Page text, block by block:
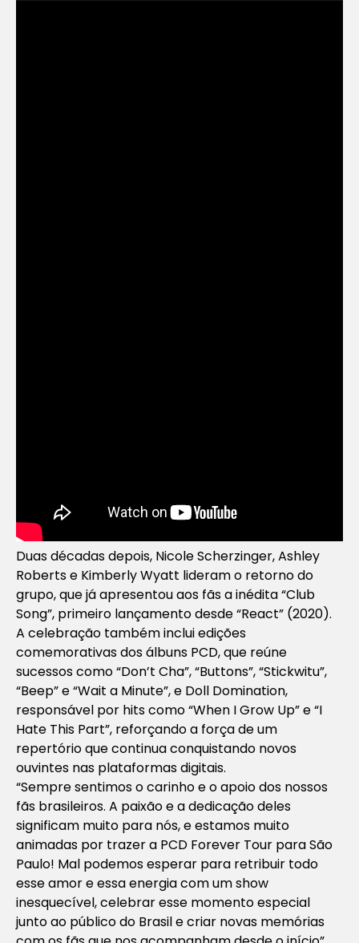
Duas décadas depois, Nicole Scherzinger, Ashley
Roberts e Kimberly Wyatt lideram o retorno do
grupo, que já apresentou aos fãs a inédita “Club
Song”, primeiro lançamento desde “React” (2020).
A celebração também inclui edições
comemorativas dos álbuns PCD, que reúne
sucessos como “Don’t Cha”, “Buttons”, “Stickwitu”,
“Beep” e “Wait a Minute”, e Doll Domination,
responsável por hits como “When I Grow Up” e “I
Hate This Part”, reforçando a força de um
repertório que continua conquistando novos
ouvintes nas plataformas digitais.
“Sempre sentimos o carinho e o apoio dos nossos
fãs brasileiros. A paixão e a dedicação deles
significam muito para nós, e estamos muito
animadas por trazer a PCD Forever Tour para São
Paulo! Mal podemos esperar para retribuir todo
esse amor e essa energia com um show
inesquecível, celebrar esse momento especial
junto ao público do Brasil e criar novas memórias